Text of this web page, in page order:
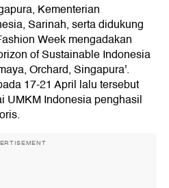
Kementerian
Sarinah, serta didukung
Week mengadakan
of Sustainable Indonesia
Orchard, Singapura'.
17-21 April lalu tersebut
UMKM Indonesia penghasil